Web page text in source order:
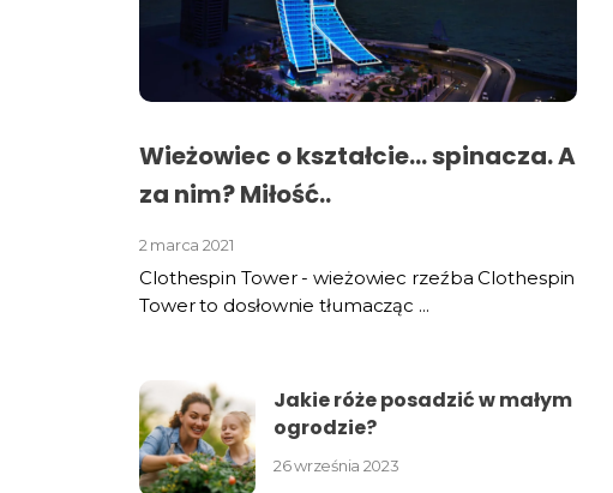
Wieżowiec o kształcie… spinacza. A
za nim? Miłość..
2 marca 2021
Clothespin Tower - wieżowiec rzeźba Clothespin
Tower to dosłownie tłumacząc ...
Jakie róże posadzić w małym
ogrodzie?
26 września 2023